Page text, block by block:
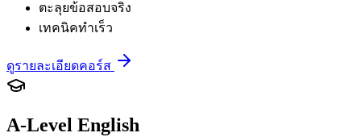
ตะลุยข้อสอบจริง
เทคนิคทำเร็ว
ดูรายละเอียดคอร์ส
A-Level English